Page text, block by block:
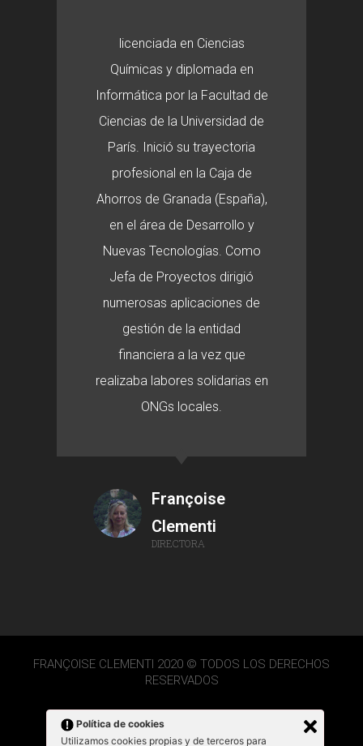
Política de cookies
Utilizamos cookies propias y de terceros para
licenciada en Ciencias
Químicas y diplomada en
Informática por la Facultad de
Ciencias de la Universidad de
París. Inició su trayectoria
profesional en la Caja de
Ahorros de Granada (España),
en el área de Desarrollo y
Nuevas Tecnologías. Como
Jefa de Proyectos dirigió
numerosas aplicaciones de
gestión de la entidad
financiera a la vez que
realizaba labores solidarias en
ONGs locales.
Françoise
Clementi
DIRECTORA
FRANÇOISE CLEMENTI 2020 © TODOS LOS DERECHOS
RESERVADOS